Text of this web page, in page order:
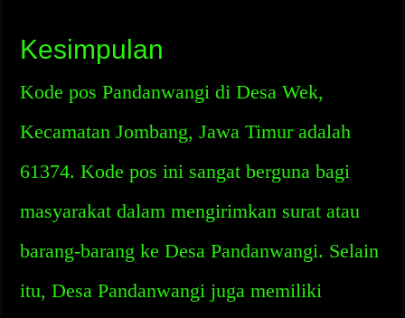
Kesimpulan
Kode pos Pandanwangi di Desa Wek,
Kecamatan Jombang, Jawa Timur adalah
61374. Kode pos ini sangat berguna bagi
masyarakat dalam mengirimkan surat atau
barang-barang ke Desa Pandanwangi. Selain
itu, Desa Pandanwangi juga memiliki